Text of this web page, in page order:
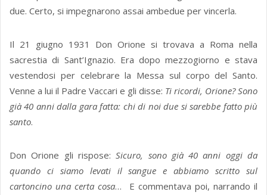
due. Certo, si impegnarono assai ambedue per vincerla.
Il 21 giugno 1931 Don Orione si trovava a Roma nella
sacrestia di Sant’Ignazio. Era dopo mezzogiorno e stava
vestendosi per celebrare la Messa sul corpo del Santo.
Venne a lui il Padre Vaccari e gli disse: Ti ricordi, Orione? Sono
già 40 anni dalla gara fatta: chi di noi due si sarebbe fatto più
santo.
Don Orione gli rispose:Sicuro, sono già 40 anni oggi da
quando ci siamo levati il sangue e abbiamo scritto sul
cartoncino una certa cosa… E commentava poi, narrando il